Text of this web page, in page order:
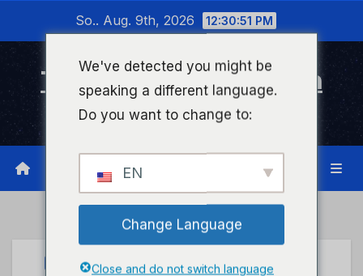
wechseln
So.. Aug. 9th, 2026 12:30:51 PM
Timeline Bad Kreuznach
Infonetzwerk für Bad Kreuznach
UNCATEGORIZED
We've detected you might be
speaking a different language.
Do you want to change to:
EN
Change Language
Close and do not switch language